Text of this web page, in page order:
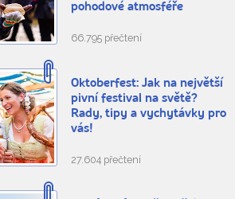
pohodové atmosféře
66.795 přečtení
Oktoberfest: Jak na největší
pivní festival na světě?
Rady, tipy a vychytávky pro
vás!
27.604 přečtení